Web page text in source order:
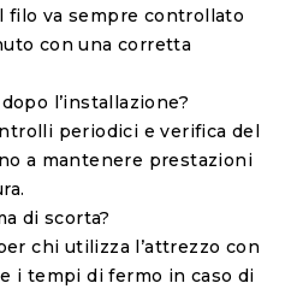
filo va sempre controllato
con una corretta
l’installazione?
periodici e verifica del
a mantenere prestazioni
di scorta?
chi utilizza l’attrezzo con
i tempi di fermo in caso di